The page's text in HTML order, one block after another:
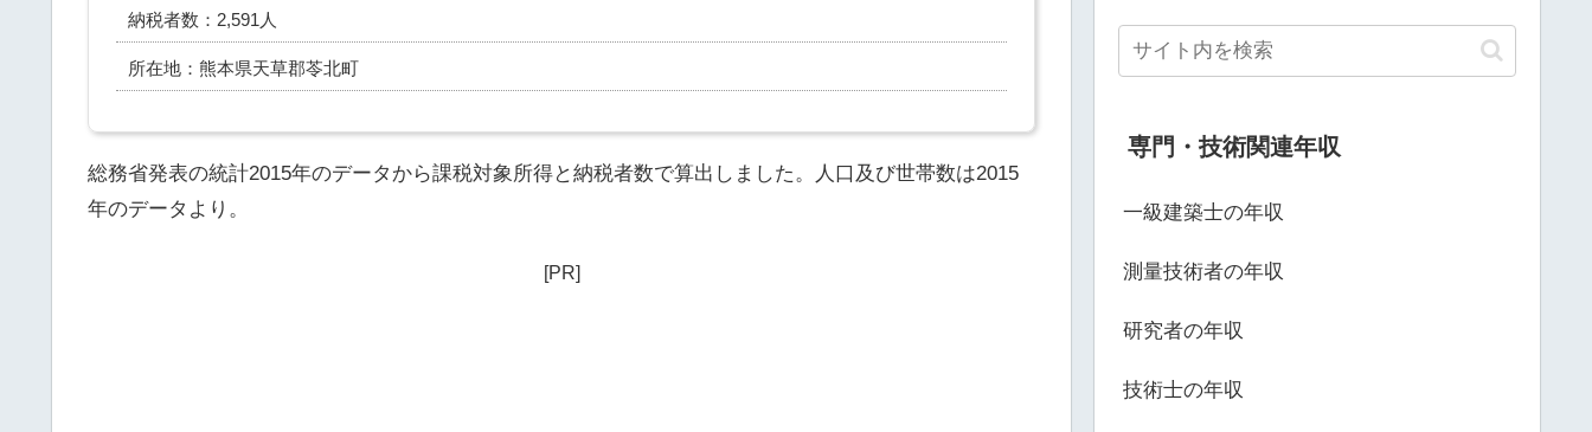
納税者数：2,591人
所在地：熊本県天草郡苓北町
総務省発表の統計2015年のデータから課税対象所得と納税者数で算出しました。人口及び世帯数は2015
年のデータより。
[PR]
専門・技術関連年収
一級建築士の年収
測量技術者の年収
研究者の年収
技術士の年収